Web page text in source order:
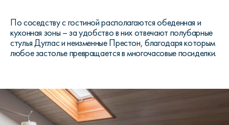
По соседству с гостиной располагаются обеденная и
кухонная зоны – за удобство в них отвечают полубарные
стулья Дуглас и неизменные Престон, благодаря которым
любое застолье превращается в многочасовые посиделки.